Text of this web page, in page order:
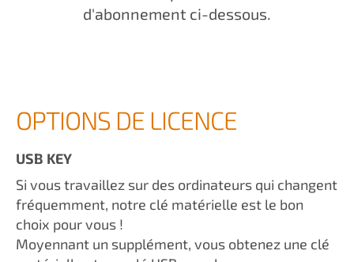
d'abonnement ci-dessous.
OPTIONS DE LICENCE
USB KEY
Si vous travaillez sur des ordinateurs qui changent
fréquemment, notre clé matérielle est le bon
choix pour vous !
Moyennant un supplément, vous obtenez une clé